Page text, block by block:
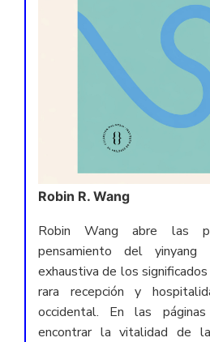
Robin R. Wang
Robin Wang abre las
pensamiento del yinyang
exhaustiva de los
rara recepción y
occidental. En las
encontrar la vitalidad de